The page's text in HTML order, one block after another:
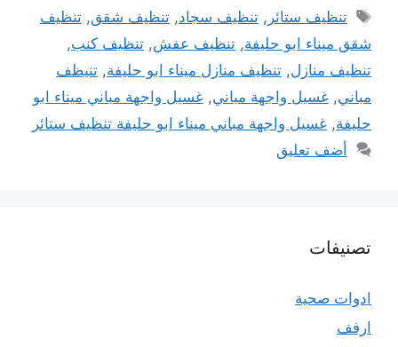
الوسوم
تنظيف ستائر ,تنظيف سجاد,تنظيف شقق,تنظيف
شقق ميناء ابو حليفة, تنظيف عفش, تنظيف كنب,
تنظيف منازل, تنظيف منازل ميناء ابو حليفة, تنيظف
مباني, غسيل واجهة مباني, غسيل واجهة مباني ميناء ابو
حليفة, غسيل واجهة مباني ميناء ابو حليفة تنظيف ستائر
أضف تعليق
تصنيفات
ادوات صحية
ارفف